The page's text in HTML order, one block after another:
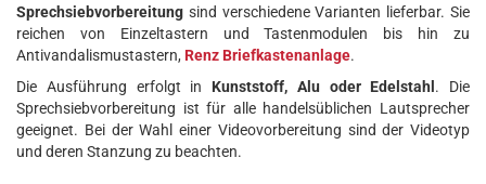
Sprechsiebvorbereitung sind verschiedene Varianten lieferbar. Sie
reichen von Einzeltastern und Tastenmodulen bis hin zu
Antivandalismustastern, Renz Briefkastenanlage.
Die Ausführung erfolgt in Kunststoff, Alu oder Edelstahl . Die
Sprechsiebvorbereitung ist für alle handelsüblichen Lautsprecher
geeignet. Bei der Wahl einer Videovorbereitung sind der Videotyp
und deren Stanzung zu beachten.